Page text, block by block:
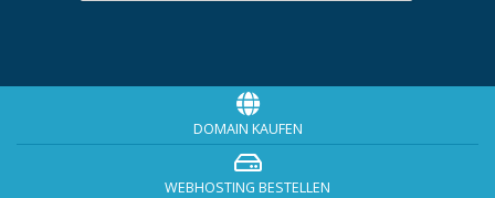
DOMAIN KAUFEN
WEBHOSTING BESTELLEN